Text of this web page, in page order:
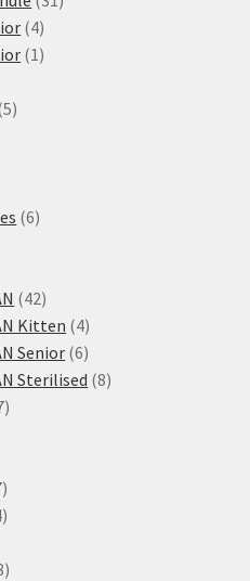
44
produkty
1 1
55
66
4242
produktů
Kitten 44
produkty
Senior 66
produktů
Sterilised 88
7
37
produktů
4
8